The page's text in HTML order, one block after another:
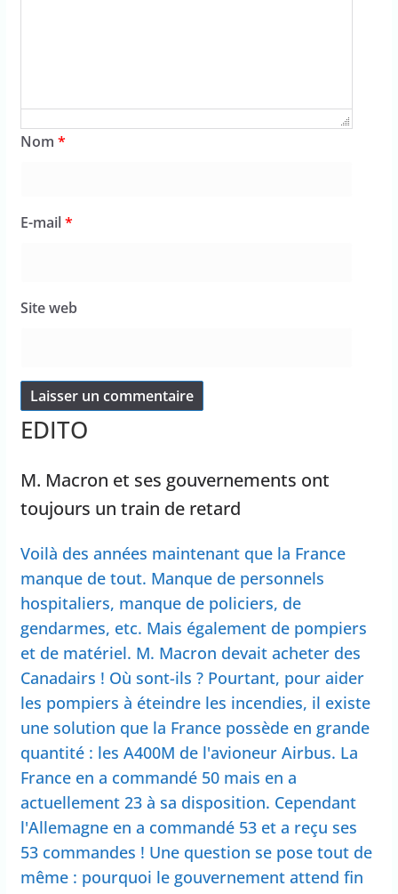
Nom *
E-mail*
Site web
EDITO
M. Macron et ses gouvernements ont
toujours un train de retard
Voilà des années maintenant que la France
manque de tout. Manque de personnels
hospitaliers, manque de policiers, de
gendarmes, etc. Mais également de pompiers
et de matériel. M. Macron devait acheter des
Canadairs ! Où sont-ils ? Pourtant, pour aider
les pompiers à éteindre les incendies, il existe
une solution que la France possède en grande
quantité : les A400M de l'avioneur Airbus. La
France en a commandé 50 mais en a
actuellement 23 à sa disposition. Cependant
l'Allemagne en a commandé 53 et a reçu ses
53 commandes ! Une question se pose tout de
même : pourquoi le gouvernement attend fin